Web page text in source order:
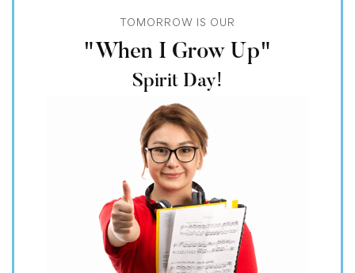
TOMORROW IS OUR
"When I Grow Up"
Spirit Day!